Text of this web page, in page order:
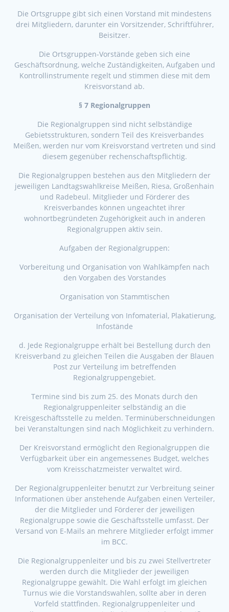
Die Ortsgruppe gibt sich einen Vorstand mit mindestens
drei Mitgliedern, darunter ein Vorsitzender, Schriftführer,
Beisitzer.
Die Ortsgruppen-Vorstände geben sich eine
Geschäftsordnung, welche Zuständigkeiten, Aufgaben und
Kontrollinstrumente regelt und stimmen diese mit dem
Kreisvorstand ab.
§ 7 Regionalgruppen
Die Regionalgruppen sind nicht selbständige
Gebietsstrukturen, sondern Teil des Kreisverbandes
Meißen, werden nur vom Kreisvorstand vertreten und sind
diesem gegenüber rechenschaftspflichtig.
Die Regionalgruppen bestehen aus den Mitgliedern der
jeweiligen Landtagswahlkreise Meißen, Riesa, Großenhain
und Radebeul. Mitglieder und Förderer des
Kreisverbandes können ungeachtet ihrer
wohnortbegründeten Zugehörigkeit auch in anderen
Regionalgruppen aktiv sein.
Aufgaben der Regionalgruppen:
Vorbereitung und Organisation von Wahlkämpfen nach
den Vorgaben des Vorstandes
Organisation von Stammtischen
Organisation der Verteilung von Infomaterial, Plakatierung,
Infostände
d. Jede Regionalgruppe erhält bei Bestellung durch den
Kreisverband zu gleichen Teilen die Ausgaben der Blauen
Post zur Verteilung im betreffenden
Regionalgruppengebiet.
Termine sind bis zum 25. des Monats durch den
Regionalgruppenleiter selbständig an die
Kreisgeschäftsstelle zu melden. Terminüberschneidungen
bei Veranstaltungen sind nach Möglichkeit zu verhindern.
Der Kreisvorstand ermöglicht den Regionalgruppen die
Verfügbarkeit über ein angemessenes Budget, welches
vom Kreisschatzmeister verwaltet wird.
Der Regionalgruppenleiter benutzt zur Verbreitung seiner
Informationen über anstehende Aufgaben einen Verteiler,
der die Mitglieder und Förderer der jeweiligen
Regionalgruppe sowie die Geschäftsstelle umfasst. Der
Versand von E-Mails an mehrere Mitglieder erfolgt immer
im BCC.
Die Regionalgruppenleiter und bis zu zwei Stellvertreter
werden durch die Mitglieder der jeweiligen
Regionalgruppe gewählt. Die Wahl erfolgt im gleichen
Turnus wie die Vorstandswahlen, sollte aber in deren
Vorfeld stattfinden. Regionalgruppenleiter und